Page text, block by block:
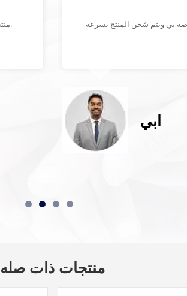
منتجات البائع جيدة جدًا كما هو موضح في التعبئة الجيدة جدًا ووقت التسليم القصير.
ابي
منتجات ذات صله